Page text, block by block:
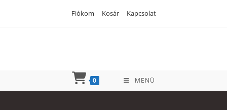
Fiókom Kosár Kapcsolat
0 MENÜ